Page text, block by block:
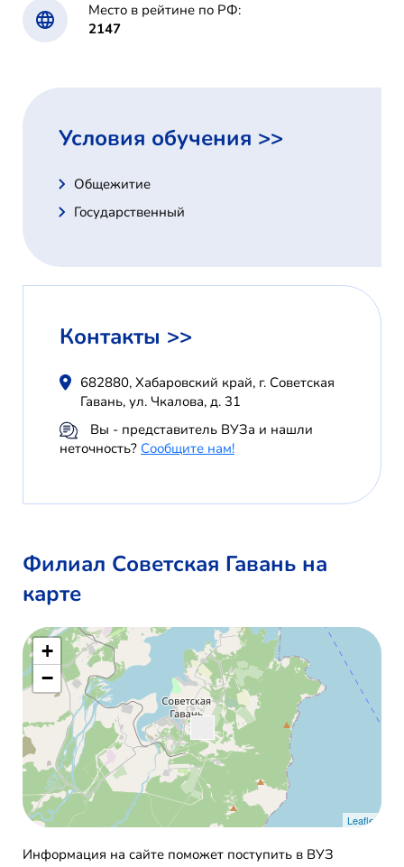
Место в рейтине по РФ:
2147
Условия обучения >>
Общежитие
Государственный
Контакты >>
682880, Хабаровский край, г. Советская
Гавань, ул. Чкалова, д. 31
Вы - представитель ВУЗа и нашли
неточность? Сообщите нам!
Филиал Советская Гавань на
карте
+
−
Leaflet
Информация на сайте поможет поступить в ВУЗ